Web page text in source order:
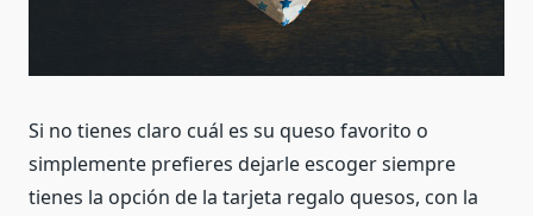
Si no tienes claro cuál es su queso favorito o
simplemente prefieres dejarle escoger siempre
tienes la opción de la tarjeta regalo quesos, con la